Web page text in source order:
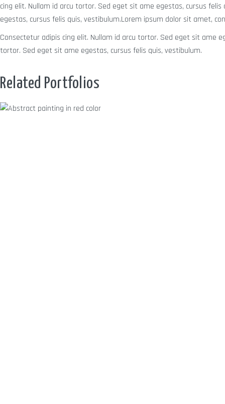
cing elit. Nullam id arcu tortor. Sed eget sit ame egestas, cursus
egestas, cursus felis quis, vestibulum.Lorem ipsum dolor sit amet,
Consectetur adipis cing elit. Nullam id arcu tortor. Sed eget sit ame
tortor. Sed eget sit ame egestas, cursus felis quis, vestibulum.
Related Portfolios